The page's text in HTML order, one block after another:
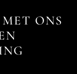
ONS